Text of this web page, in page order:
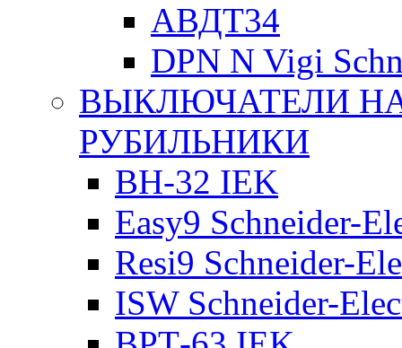
АВДТ34
DPN N Vigi
ВЫКЛЮЧАТЕЛИ
РУБИЛЬНИКИ
ВН-32 IEK
Easy9 Schneider-
Resi9 Schneider-
ISW Schneider-